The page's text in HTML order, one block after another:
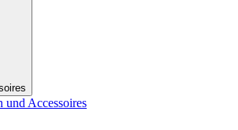
und Accessoires